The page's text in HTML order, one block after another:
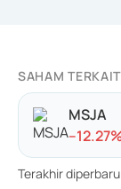
SAHAM TERKAIT
MSJA
--12.27
Terakhir